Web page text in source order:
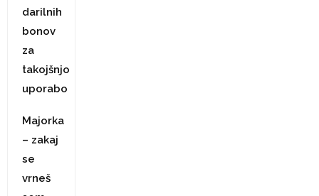
darilnih
bonov
za
takojšnjo
uporabo
Majorka
– zakaj
se
vrneš